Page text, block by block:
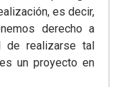
es decir,
derecho a
de realizarse tal
un proyecto en